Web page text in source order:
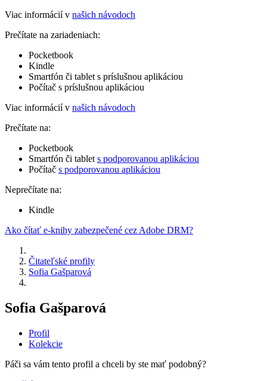
Viac informácií v našich návodoch
Prečítate na zariadeniach:
Pocketbook
Kindle
Smartfón či tablet s príslušnou aplikáciou
Počítač s príslušnou aplikáciou
Viac informácií v našich návodoch
Prečítate na:
Pocketbook
Smartfón či tablet s podporovanou aplikáciou
Počítač s podporovanou aplikáciou
Neprečítate na:
Kindle
Ako čítať e-knihy zabezpečené cez Adobe DRM?
Čitateľské profily
Sofia Gašparová
Sofia Gašparová
Profil
Kolekcie
Páči sa vám tento profil a chceli by ste mať podobný?